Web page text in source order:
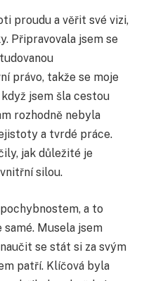
proudu a věřit své vizi,
Připravovala jsem se
právo, takže se moje
jsem šla cestou
rozhodně nebyla
a tvrdé práce.
jak důležité je
silou.
a to
samé. Musela jsem
se stát si za svým
patří. Klíčová byla